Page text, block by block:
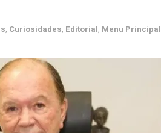
, Curiosidades, Editorial, Menu Principal